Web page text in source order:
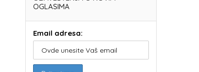
OGLASIMA
Email adresa: